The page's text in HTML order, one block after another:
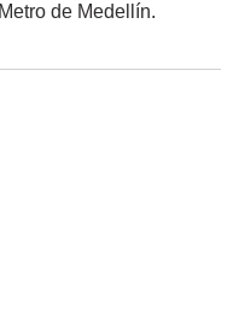
de Medellín.